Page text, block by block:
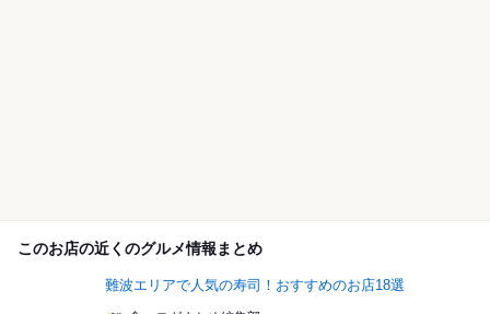
このお店の近くのグルメ情報まとめ
難波エリアで人気の寿司！おすすめのお店18選